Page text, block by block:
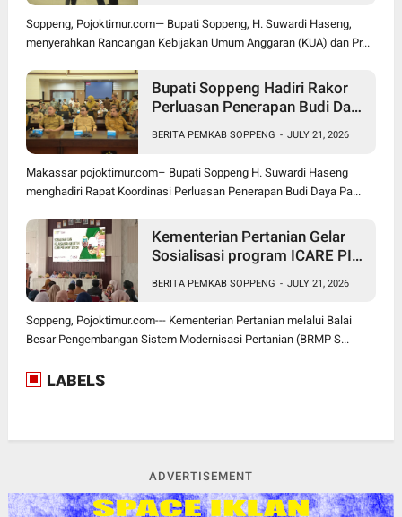
Soppeng, Pojoktimur.com— Bupati Soppeng, H. Suwardi Haseng,
menyerahkan Rancangan Kebijakan Umum Anggaran (KUA) dan Pr...
Bupati Soppeng Hadiri Rakor
Perluasan Penerapan Budi Daya
BERITA PEMKAB SOPPENG - JULY 21, 2026
Makassar pojoktimur.com– Bupati Soppeng H. Suwardi Haseng
menghadiri Rapat Koordinasi Perluasan Penerapan Budi Daya Pa...
Kementerian Pertanian Gelar
Sosialisasi program ICARE PIU
BERITA PEMKAB SOPPENG - JULY 21, 2026
Soppeng, Pojoktimur.com--- Kementerian Pertanian melalui Balai
Besar Pengembangan Sistem Modernisasi Pertanian (BRMP S...
LABELS
ADVERTISEMENT